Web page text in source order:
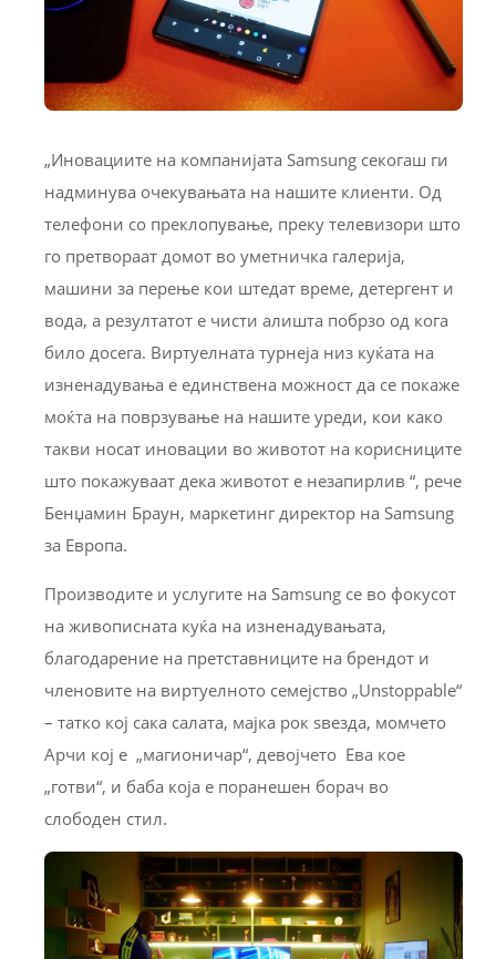
„Иновациите на компанијата Samsung секогаш ги
надминува очекувањата на нашите клиенти. Од
телефони со преклопување, преку телевизори што
го претвораат домот во уметничка галерија,
машини за перење кои штедат време, детергент и
вода, а резултатот е чисти алишта побрзо од кога
било досега. Виртуелната турнеја низ куќата на
изненадувања е единствена можност да се покаже
моќта на поврзување на нашите уреди, кои како
такви носат иновации во животот на корисниците
што покажуваат дека животот е незапирлив “, рече
Бенџамин Браун, маркетинг директор на Samsung
за Европа.
Производите и услугите на Samsung се во фокусот
на живописната куќа на изненадувањата,
благодарение на претставниците на брендот и
членовите на виртуелното семејство „Unstoppable“
– татко кој сака салата, маjка рок sвездa, момчето
Арчи кој е „магионичар“, девојчето Ева кое
„готви“, и баба која е поранешен борач во
слободен стил.